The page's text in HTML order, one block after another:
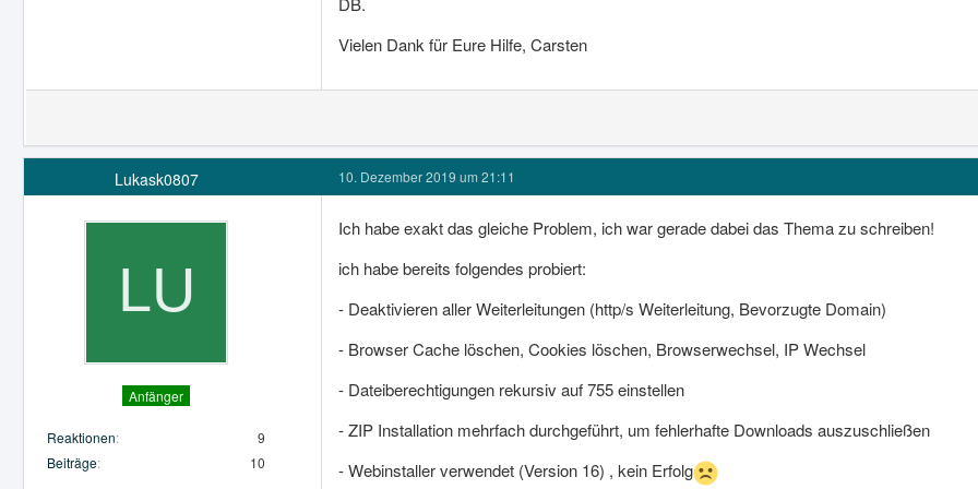
Vielen Dank für Eure Hilfe, Carsten
Lukask0807
Anfänger
Reaktionen
9
Beiträge
10
10. Dezember 2019 um 21:11
Ich habe exakt das gleiche Problem, ich war gerade dabei das Thema zu schreiben!
ich habe bereits folgendes probiert:
- Deaktivieren aller Weiterleitungen (http/s Weiterleitung, Bevorzugte Domain)
- Browser Cache löschen, Cookies löschen, Browserwechsel, IP Wechsel
- Dateiberechtigungen rekursiv auf 755 einstellen
- ZIP Installation mehrfach durchgeführt, um fehlerhafte Downloads auszuschließen
- Webinstaller verwendet (Version 16) , kein Erfolg